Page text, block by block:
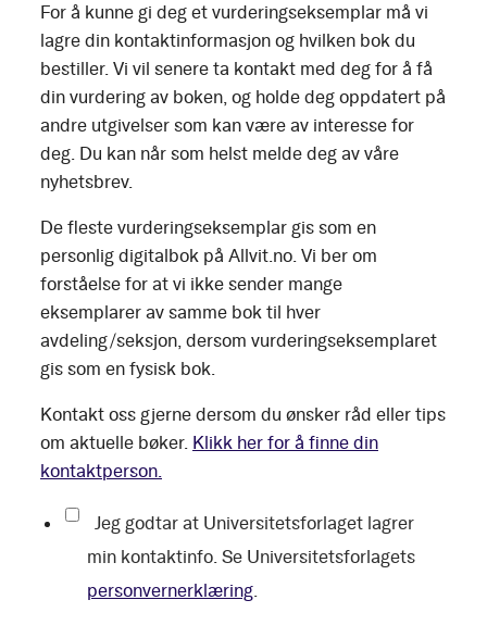
For å kunne gi deg et vurderingseksemplar må vi
lagre din kontaktinformasjon og hvilken bok du
bestiller. Vi vil senere ta kontakt med deg for å få
din vurdering av boken, og holde deg oppdatert på
andre utgivelser som kan være av interesse for
deg. Du kan når som helst melde deg av våre
nyhetsbrev.
De fleste vurderingseksemplar gis som en
personlig digitalbok på Allvit.no. Vi ber om
forståelse for at vi ikke sender mange
eksemplarer av samme bok til hver
avdeling/seksjon, dersom vurderingseksemplaret
gis som en fysisk bok.
Kontakt oss gjerne dersom du ønsker råd eller tips
om aktuelle bøker. Klikk her for å finne din
kontaktperson.
Jeg godtar at Universitetsforlaget lagrer
min kontaktinfo. Se Universitetsforlagets
personvernerklæring